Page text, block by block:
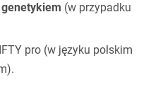
(w przypadku
pro (w języku polskim